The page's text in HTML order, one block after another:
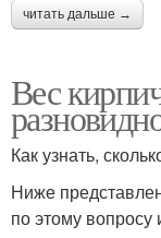
читать дальше →
Вес
Как узнать,
Ниже
по этому вопросу